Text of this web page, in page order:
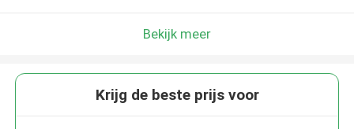
Bekijk meer
Krijg de beste prijs voor